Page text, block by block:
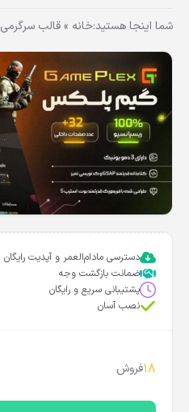
شما اینجا هستید:خانه »قالب سرگرمی
دسترسی مادام‌العمر و آپدیت رایگان
ضمانت بازگشت وجه
پشتیبانی سریع و رایگان
نصب آسان
18فروش